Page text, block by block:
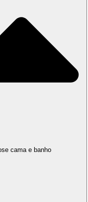
cama e banho